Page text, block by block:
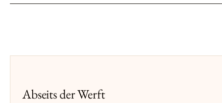
Abseits der Werft